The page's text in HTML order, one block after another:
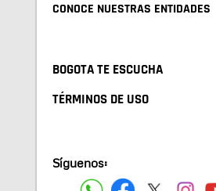
CONOCE NUESTRAS ENTIDADES
BOGOTA TE ESCUCHA
TÉRMINOS DE USO
Síguenos: